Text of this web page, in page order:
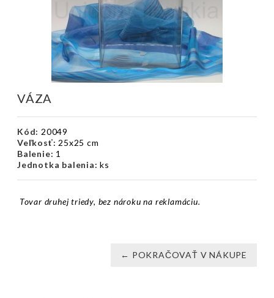
VÁZA
Kód: 20049
Veľkosť: 25x25 cm
Balenie: 1
Jednotka balenia:ks
Tovar druhej triedy, bez nároku na reklamáciu.
← POKRAČOVAŤ V NÁKUPE